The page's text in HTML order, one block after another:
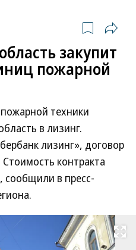
закупит
пожарной
техники
в лизинг.
лизинг», договор
контракта
сообщили в пресс-
Развернуть